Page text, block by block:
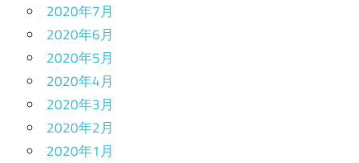
2020年7月
2020年6月
2020年5月
2020年4月
2020年3月
2020年2月
2020年1月